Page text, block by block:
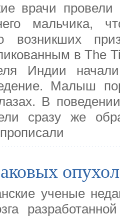
врачи провели
мальчика,
возникших
в The
Индии
Малыш
В
сразу же
ученые